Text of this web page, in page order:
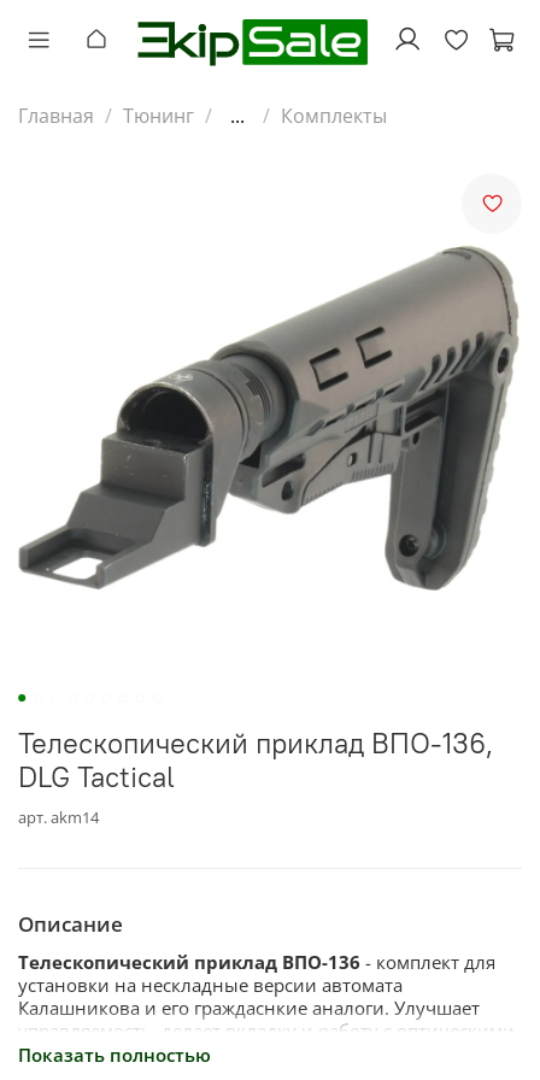
Главная Тюнинг ... Комплекты
Телескопический приклад ВПО-136,
DLG Tactical
арт.akm14
Описание
Телескопический приклад ВПО-136 - комплект для
установки на нескладные версии автомата
Калашникова и его граждаснкие аналоги. Улучшает
управляемость, делает вкладку и работу с оптическими
прицельными приспособлениями более комфортной.
Показать полностью